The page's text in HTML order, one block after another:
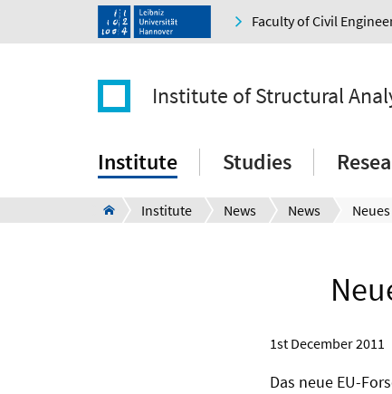
Faculty of Civil
Institute of Structural
Institute Studies
Institute News News
1st December 2011
Das neue EU-